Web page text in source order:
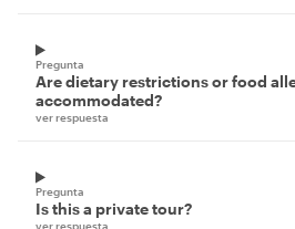
Pregunta
Are dietary restrictions or food
accommodated?
ver respuesta
Pregunta
Is this a private tour?
ver respuesta